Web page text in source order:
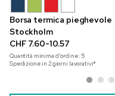
Borsa termica pieghevole
Stockholm
CHF 7.60-10.57
Quantità minima d'ordine: 5
Spedizione in 2 giorni lavorativi*